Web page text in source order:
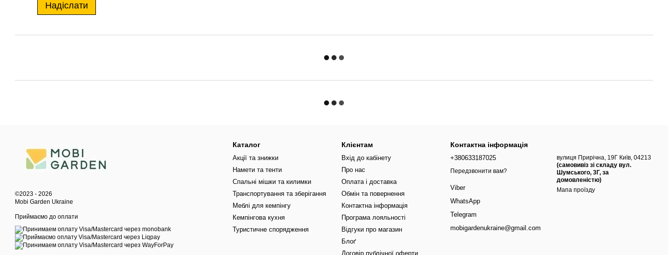
Надіслати
©2023 - 2026
Mobi Garden Ukraine
Приймаємо до оплати
Каталог
Акції та знижки
Намети та тенти
Спальні мішки та килимки
Транспортування та зберігання
Меблі для кемпінгу
Кемпінгова кухня
Туристичне спорядження
Клієнтам
Вхід до кабінету
Про нас
Оплата і доставка
Обмін та повернення
Контактна інформація
Програма лояльності
Відгуки про магазин
Блоґ
Договір публічної оферти
Контактна інформація
+380633187025
Передзвонити вам?
Viber
WhatsApp
Telegram
mobigardenukraine@gmail.com
вулиця Прирічна, 19Г Київ, 04213
(самовивіз зі складу вул.
Шумського, 3Г, за
домовленістю)
Мапа проїзду